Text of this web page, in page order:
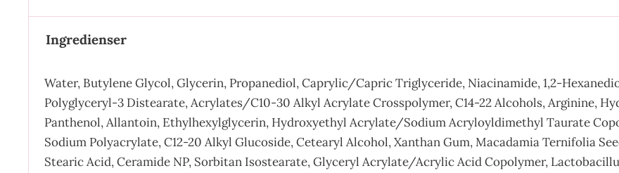
Ingredienser
Water, Butylene Glycol, Glycerin, Propanediol, Caprylic/Capric Triglyceride, Niacinamide, 1,2-
Polyglyceryl-3 Distearate, Acrylates/C10-30 Alkyl Acrylate Crosspolymer, C14-22 Alcohols, Arginine,
Panthenol, Allantoin, Ethylhexylglycerin, Hydroxyethyl Acrylate/Sodium Acryloyldimethyl Taurate
Sodium Polyacrylate, C12-20 Alkyl Glucoside, Cetearyl Alcohol, Xanthan Gum, Macadamia Ternifolia
Stearic Acid, Ceramide NP, Sorbitan Isostearate, Glyceryl Acrylate/Acrylic Acid Copolymer,